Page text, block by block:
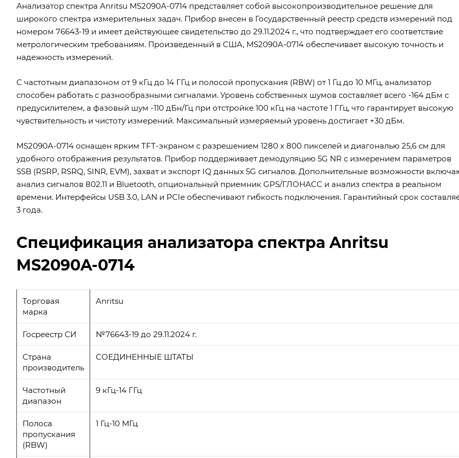
Анализатор спектра Anritsu MS2090A-0714 представляет собой высокопроизводительное решение для
широкого спектра измерительных задач. Прибор внесен в Государственный реестр средств измерений под
номером 76643-19 и имеет действующее свидетельство до 29.11.2024 г., что подтверждает его соответствие
метрологическим требованиям. Произведенный в США, MS2090A-0714 обеспечивает высокую точность и
надежность измерений.
С частотным диапазоном от 9 кГц до 14 ГГц и полосой пропускания (RBW) от 1 Гц до 10 МГц, анализатор
способен работать с разнообразными сигналами. Уровень собственных шумов составляет всего -164 дБм с
предусилителем, а фазовый шум -110 дБн/Гц при отстройке 100 кГц на частоте 1 ГГц, что гарантирует высокую
чувствительность и чистоту измерений. Максимальный измеряемый уровень достигает +30 дБм.
MS2090A-0714 оснащен ярким TFT-экраном с разрешением 1280 х 800 пикселей и диагональю 25,6 см для
удобного отображения результатов. Прибор поддерживает демодуляцию 5G NR с измерением параметров
SSB (RSRP, RSRQ, SINR, EVM), захват и экспорт IQ данных 5G сигналов. Дополнительные возможности
анализ сигналов 802.11 и Bluetooth, опциональный приемник GPS/ГЛОНАСС и анализ спектра в реальном
времени. Интерфейсы USB 3.0, LAN и PCIe обеспечивают гибкость подключения. Гарантийный срок
3 года.
Спецификация анализатора спектра Anritsu
MS2090A-0714
Торговая
марка
Anritsu
Госреестр СИ №76643-19 до 29.11.2024 г.
Страна
производитель
СОЕДИНЕННЫЕ ШТАТЫ
Частотный
диапазон
9 кГц-14 ГГц
Полоса
пропускания
(RBW)
1 Гц-10 МГц